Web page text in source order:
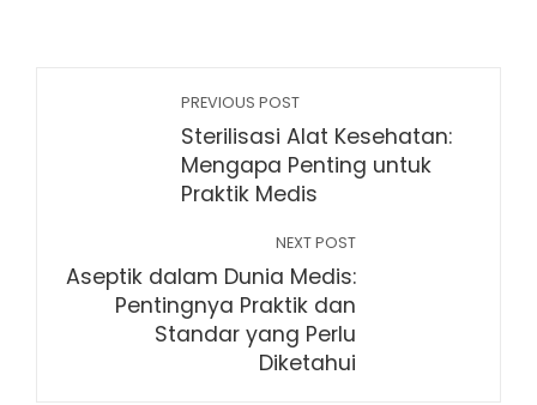
PREVIOUS POST
Sterilisasi Alat Kesehatan:
Mengapa Penting untuk
Praktik Medis
NEXT POST
Aseptik dalam Dunia Medis:
Pentingnya Praktik dan
Standar yang Perlu
Diketahui